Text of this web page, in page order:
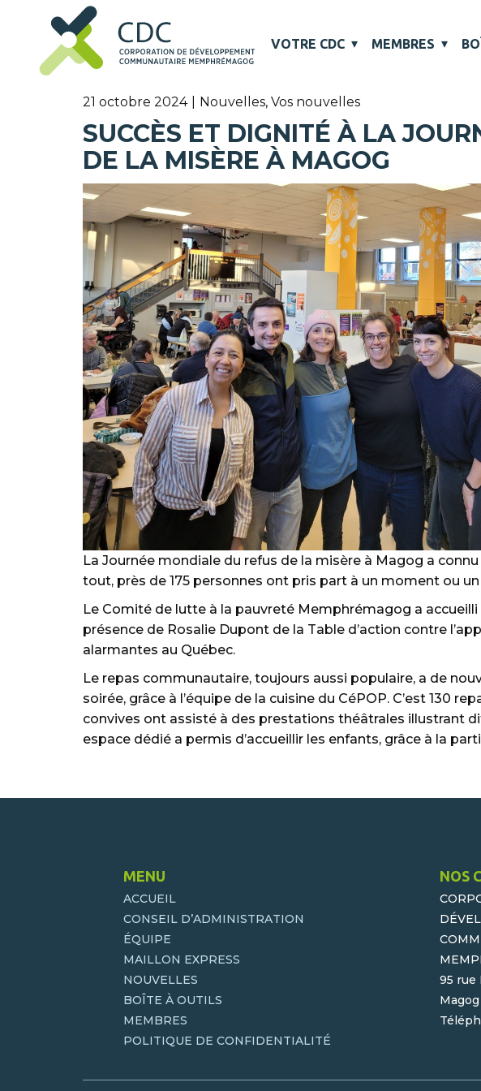
VOTRE CDC MEMBRES
21 octobre 2024 Nouvelles, Vos nouvelles
SUCCÈS ET DIGNITÉ À LA
DE LA MISÈRE À MAGOG
La Journée mondiale du refus de la misère à Magog a
tout, près de 175 personnes ont pris part à un moment ou
Le Comité de lutte à la pauvreté Memphrémagog a
présence de Rosalie Dupont de la Table d’action contre
alarmantes au Québec.
Le repas communautaire, toujours aussi populaire, a de
soirée, grâce à l’équipe de la cuisine du CéPOP. C’est 130
convives ont assisté à des prestations théâtrales illustrant
espace dédié a permis d’accueillir les enfants, grâce à la
MENU
ACCUEIL
CONSEIL D’ADMINISTRATION
ÉQUIPE
MAILLON EXPRESS
NOUVELLES
BOÎTE À OUTILS
MEMBRES
POLITIQUE DE CONFIDENTIALITÉ
NOS
95 rue